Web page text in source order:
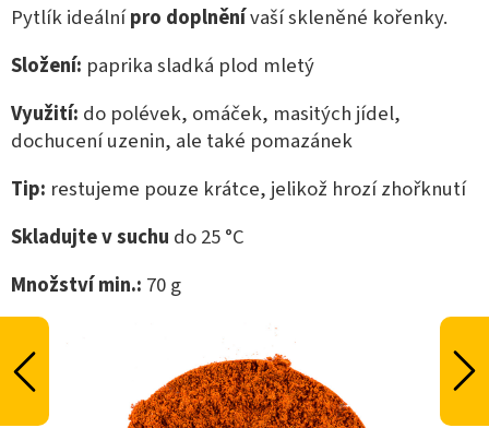
Pytlík ideálnípro doplněnívaší skleněné kořenky.
Složení: paprika sladká plod mletý
Využití: do polévek, omáček, masitých jídel,
dochucení uzenin, ale také pomazánek
Tip: restujeme pouze krátce, jelikož hrozí zhořknutí
Skladujte v suchu do 25 °C
Množství min.: 70 g